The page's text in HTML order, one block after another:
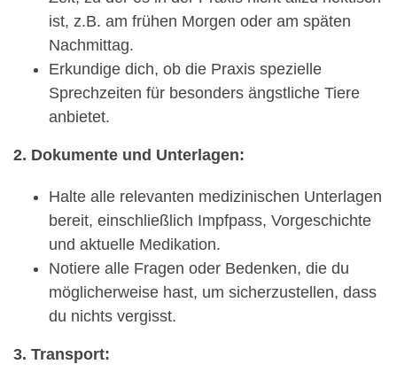
ist, z.B. am frühen Morgen oder am späten
Nachmittag.
Erkundige dich, ob die Praxis spezielle
Sprechzeiten für besonders ängstliche Tiere
anbietet.
2. Dokumente und Unterlagen:
Halte alle relevanten medizinischen Unterlagen
bereit, einschließlich Impfpass, Vorgeschichte
und aktuelle Medikation.
Notiere alle Fragen oder Bedenken, die du
möglicherweise hast, um sicherzustellen, dass
du nichts vergisst.
3. Transport: